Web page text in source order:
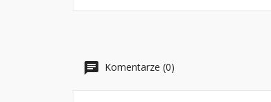
Komentarze (0)